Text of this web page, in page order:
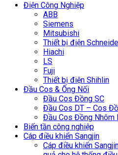
Điện Công Nghiệp
ABB
Siemens
Mitsubishi
Thiết bị điện
Hiachi
LS
Fuji
Thiết bị điện Shihlin
Đầu Cos & Ống Nối
Đầu Cos Đồng SC
Đầu Cos DT – Cos
Đầu Cos Đồng Nhôm
Biến tần công nghiệp
Cáp điều khiển Sangjin
Cáp điều khiển